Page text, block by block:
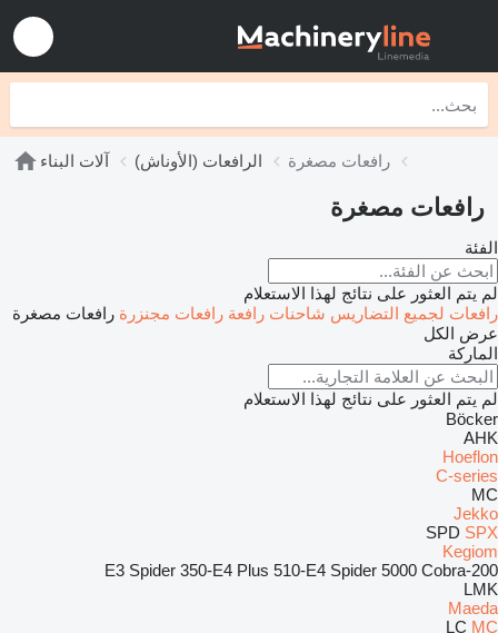
آلات البناء الرافعات (الأوناش) رافعات مصغرة
رافعات مصغرة
الفئة
لم يتم العثور على نتائج لهذا الاستعلام
رافعات لجميع التضاريس شاحنات رافعة رافعات مجنزرة رافعات مصغرة
عرض الكل
الماركة
لم يتم العثور على نتائج لهذا الاستعلام
Böcker
AHK
Hoeflon
C-series
MC
Jekko
SPD SPX
Kegiom
200-E3 Spider
350-E4 Plus 510-E4 Spider 5000 Cobra
LMK
Maeda
LC MC